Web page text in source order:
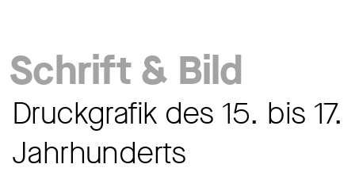
Schrift & Bild
Druckgrafik des 15. bis 17.
Jahrhunderts